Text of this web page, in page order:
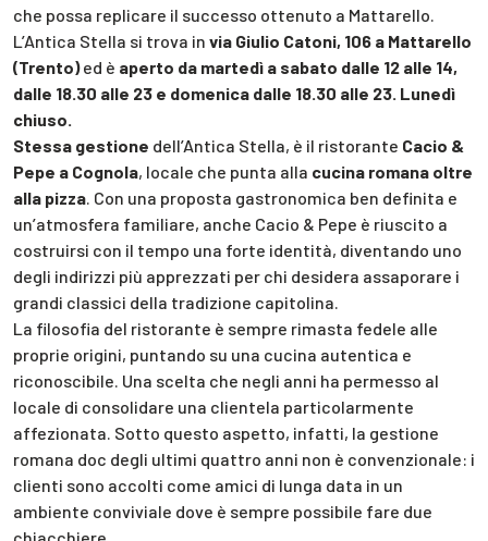
che possa replicare il successo ottenuto a Mattarello.
L’Antica Stella si trova in via Giulio Catoni, 106 a Mattarello
(Trento)ed è aperto da martedì a sabato dalle 12 alle 14,
dalle 18.30 alle 23 e domenica dalle 18.30 alle 23. Lunedì
chiuso.
Stessa gestione dell’Antica Stella, è il ristorante Cacio &
Pepe a Cognola, locale che punta alla cucina romana oltre
alla pizza . Con una proposta gastronomica ben definita e
un’atmosfera familiare, anche Cacio & Pepe è riuscito a
costruirsi con il tempo una forte identità, diventando uno
degli indirizzi più apprezzati per chi desidera assaporare i
grandi classici della tradizione capitolina.
La filosofia del ristorante è sempre rimasta fedele alle
proprie origini, puntando su una cucina autentica e
riconoscibile. Una scelta che negli anni ha permesso al
locale di consolidare una clientela particolarmente
affezionata. Sotto questo aspetto, infatti, la gestione
romana doc degli ultimi quattro anni non è convenzionale: i
clienti sono accolti come amici di lunga data in un
ambiente conviviale dove è sempre possibile fare due
chiacchiere.